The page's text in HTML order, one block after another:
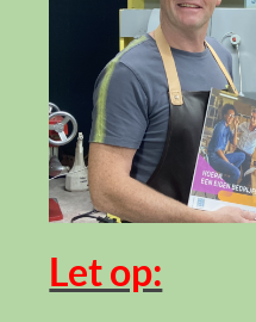
Let op: